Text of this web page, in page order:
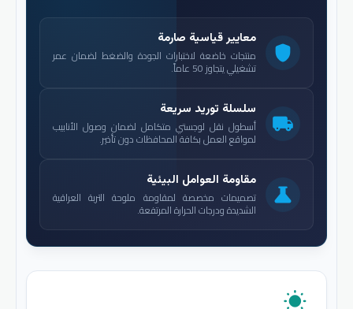
shield
معايير قياسية صارمة
منتجات خاضعة لاختبارات الجودة والضغط لضمان عمر
تشغيلي يتجاوز 50 عاماً.
local_shipping
سلسلة توريد سريعة
أسطول نقل لوجستي متكامل لضمان وصول الأنابيب
لمواقع العمل بكافة المحافظات دون تأخير.
science
مقاومة العوامل البيئية
تصميمات مخصصة لمقاومة ملوحة التربة العراقية
الشديدة ودرجات الحرارة المرتفعة.
wb_sunny